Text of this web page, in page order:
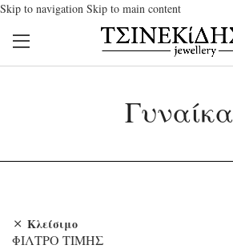
Skip to navigation Skip to main content
Γυναίκα
Κλείσιμο
ΦΊΛΤΡΟ ΤΙΜΉΣ